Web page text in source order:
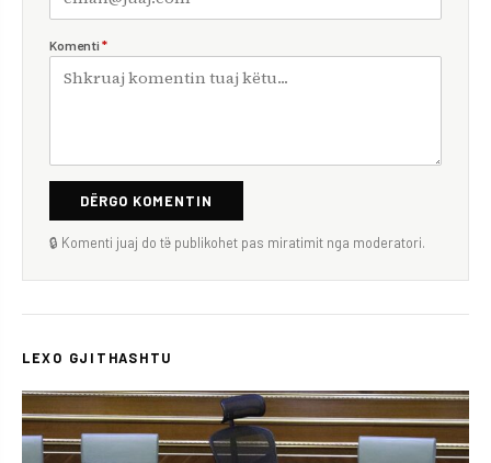
Komenti *
DËRGO KOMENTIN
🔒 Komenti juaj do të publikohet pas miratimit nga moderatori.
LEXO GJITHASHTU